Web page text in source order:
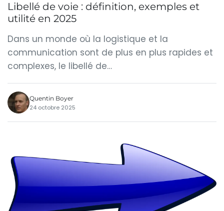
Libellé de voie : définition, exemples et
utilité en 2025
Dans un monde où la logistique et la
communication sont de plus en plus rapides et
complexes, le libellé de…
Quentin Boyer
24 octobre 2025